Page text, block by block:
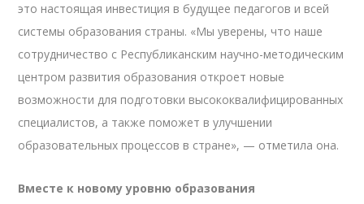
это настоящая инвестиция в будущее педагогов и всей
системы образования страны. «Мы уверены, что наше
сотрудничество с Республиканским научно-методическим
центром развития образования откроет новые
возможности для подготовки высококвалифицированных
специалистов, а также поможет в улучшении
образовательных процессов в стране», — отметила она.
Вместе к новому уровню образования